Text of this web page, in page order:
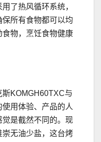
了热风循环系统，
所有食物都可以均
物，烹饪食物健康
KOMGH60TXC与
用体验、产品的人
是截然不同的。现
无油少盐，这台烤